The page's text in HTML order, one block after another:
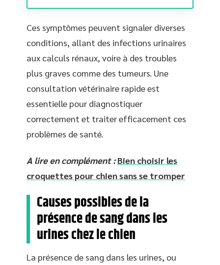
Ces symptômes peuvent signaler diverses
conditions, allant des infections urinaires
aux calculs rénaux, voire à des troubles
plus graves comme des tumeurs. Une
consultation vétérinaire rapide est
essentielle pour diagnostiquer
correctement et traiter efficacement ces
problèmes de santé.
A lire en complément : Bien choisir les
croquettes pour chien sans se tromper
Causes possibles de la
présence de sang dans les
urines chez le chien
La présence de sang dans les urines, ou